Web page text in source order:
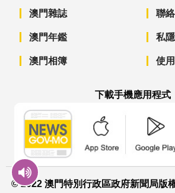
澳門雜誌
澳門年鑑
澳門相簿
聯
私
使
下載手機應用程式
© 2022 澳門特別行政區政府新聞局版